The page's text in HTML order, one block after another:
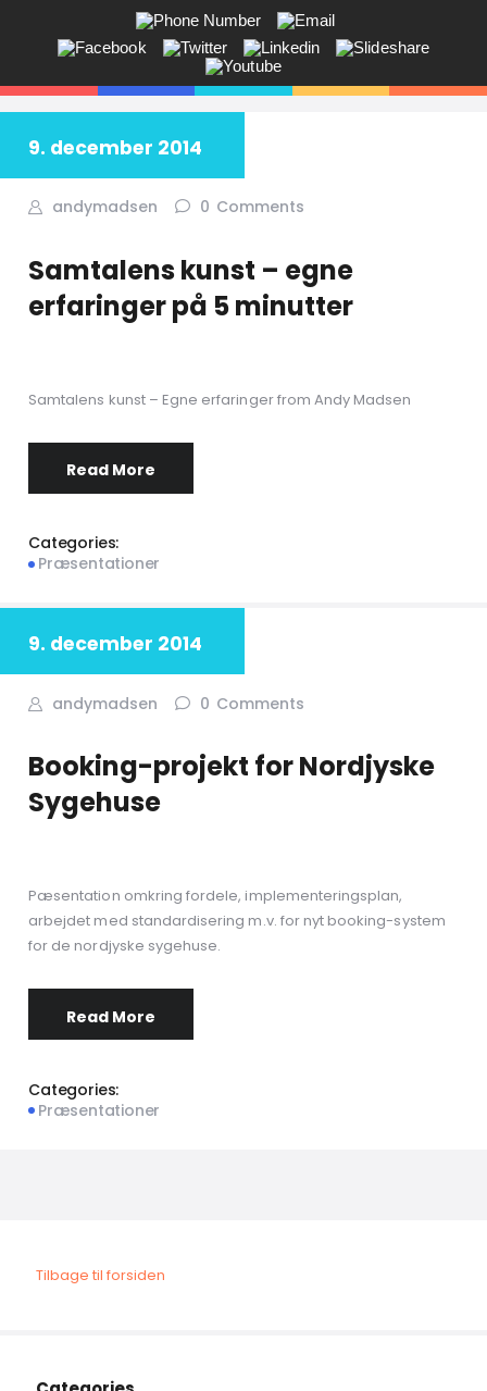
ANDY V.S. MADSEN:
KOMMUNIKATION, COACHING,
EVENTS, NETVÆRK,
Får du ikke sagt tingene på den rigtige måde? Savner du flere kunder
i butikken? Jeg hjælper dig!
9. december 2014
andymadsen 0 Comments
Samtalens kunst – egne
erfaringer på 5 minutter
Samtalens kunst – Egne erfaringer from Andy Madsen
Read More
Categories:
Præsentationer
9. december 2014
andymadsen 0 Comments
Booking-projekt for Nordjyske
Sygehuse
Pæsentation omkring fordele, implementeringsplan,
arbejdet med standardisering m.v. for nyt booking-system
for de nordjyske sygehuse.
Read More
Categories:
Præsentationer
Tilbage til forsiden